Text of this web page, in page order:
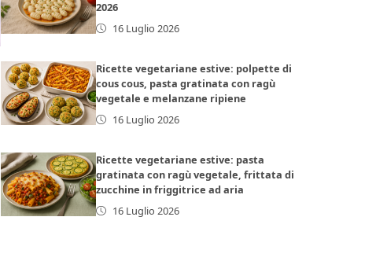
2026
16 Luglio 2026
Ricette vegetariane estive: polpette di
cous cous, pasta gratinata con ragù
vegetale e melanzane ripiene
16 Luglio 2026
Ricette vegetariane estive: pasta
gratinata con ragù vegetale, frittata di
zucchine in friggitrice ad aria
16 Luglio 2026